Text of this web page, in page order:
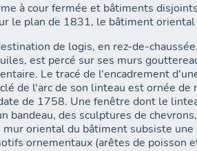
à cour fermée et bâtiments
le plan de 1831, le bâtiment oriental
de logis, en rez-de-
est percé sur ses murs
Le tracé de l'encadrement
de l'arc de son linteau est ornée
de 1758. Une fenêtre dont le
bandeau, des sculptures de
oriental du bâtiment subsiste
ornementaux (arêtes de poisson